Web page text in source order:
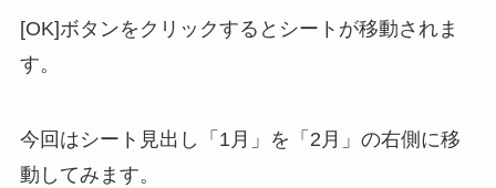
[OK]ボタンをクリックするとシートが移動されま
す。
今回はシート見出し「1月」を「2月」の右側に移
動してみます。